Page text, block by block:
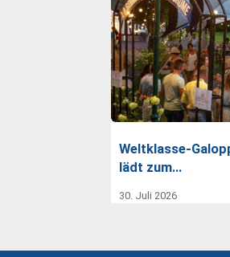
Weltklasse-
lädt zum…
30. Juli 2026